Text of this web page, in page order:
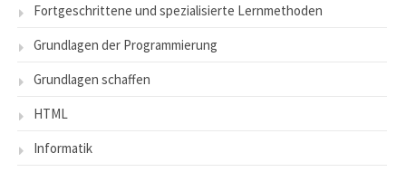
Fortgeschrittene und spezialisierte Lernmethoden
Grundlagen der Programmierung
Grundlagen schaffen
HTML
Informatik